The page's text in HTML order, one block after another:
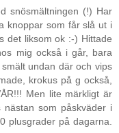
snösmältningen (!) Har
knoppar som får slå ut i
det liksom ok :-) Hittade
mig också i går, bara
undan där och vips
krokus på g också,
Men lite märkligt är
som påskväder i
plusgrader på dagarna.